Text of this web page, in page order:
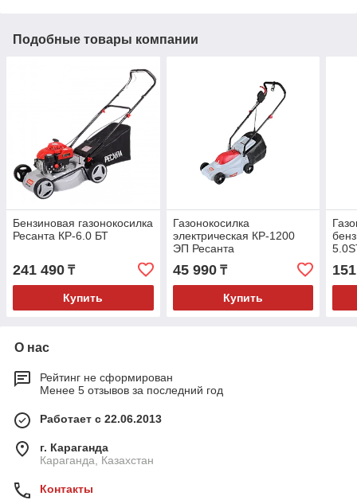
Подобные товары компании
Бензиновая газонокосилка
Ресанта КР-6.0 БТ
241 490 ₸
Купить
Газонокосилка
электрическая КР-1200
ЭП Ресанта
45 990₸
Купить
О нас
Рейтинг не сформирован
Менее 5 отзывов за последний год
Работает с 22.06.2013
г. Караганда
Караганда, Казахстан
Контакты